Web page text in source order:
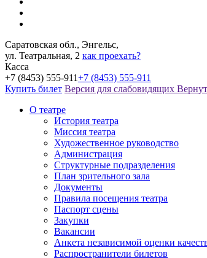
Саратовская обл., Энгельс,
ул. Театральная, 2 как проехать?
Касса
+7 (8453) 555-911+7 (8453) 555-911
Купить билет Версия для слабовидящих
О театре
История театра
Миссия театра
Художественное руководство
Администрация
Структурные подразделения
План зрительного зала
Документы
Правила посещения театра
Паспорт сцены
Закупки
Вакансии
Анкета независимой оценки
Распространители билетов